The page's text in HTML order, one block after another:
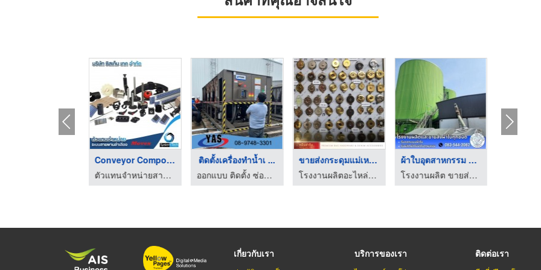
Conveyor Components
ตัวแทนจำหน่ายสายพานลำเลียง - Systemtech.
ติดตั้งเครื่องทำน้ำเ ...
ออกแบบ ติดตั้ง ซ่อมระบบชิลเลอร์โรงงาน
ขายส่งกระดุมแม่เหล็ก ...
โรงงานผลิตอะไหล่กระเป๋า - หมื่นตำลึง
ผ้าใบอุตสาหกรรม ราคา ...
โรงงานผลิต ขายส่ง ผ้าใบ ก.เจริญ พีวีซี อ่อนนุช
เกี่ยวกับเรา บริการของเรา ติดต่อเรา